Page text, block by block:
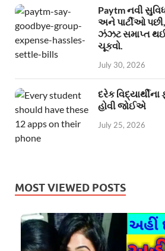
Paytm નવી
અને પાર્ટીઓ
ઝંઝટ સમાપ્ત થઈ
ચૂકવો.
July 30, 2026
દરેક
હોવી જોઈએ
July 25, 2026
MOST VIEWED POSTS